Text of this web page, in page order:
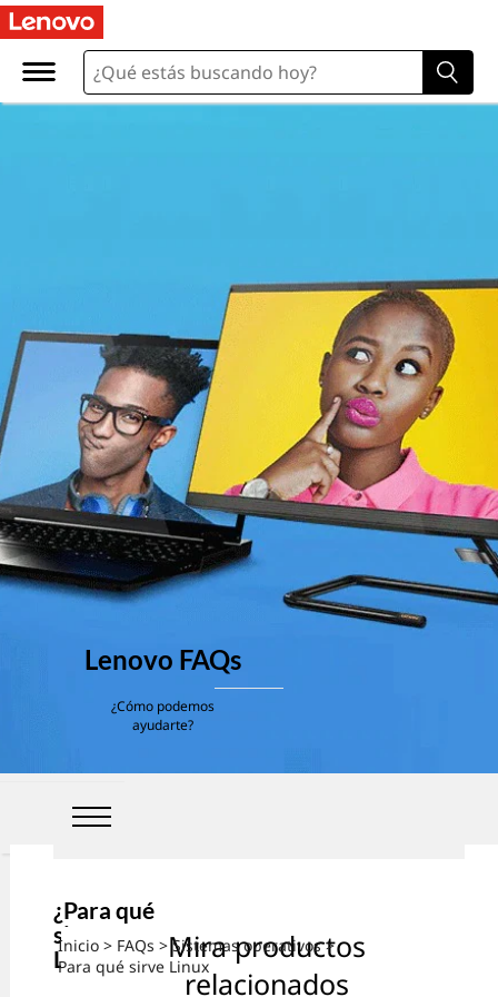
Inicio > FAQs >Sistemas operativos>
Para qué sirve Linux
Lenovo FAQs
¿Cómo podemos
ayudarte?
¿Para qué
sirve
Linux?
Mira productos
relacionados